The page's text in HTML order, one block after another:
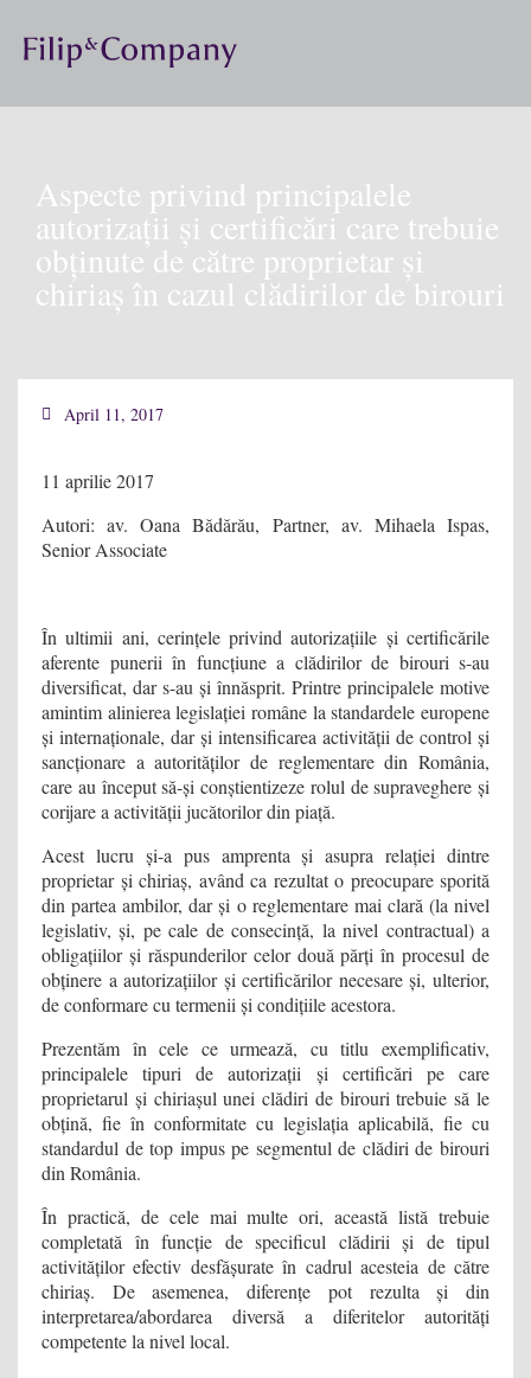
Aspecte privind principalele
autorizații și certificări care trebuie
obținute de către proprietar și
chiriaș în cazul clădirilor de birouri
April 11, 2017
11 aprilie 2017
Autori: av. Oana Bădărău, Partner, av. Mihaela Ispas,
Senior Associate
În ultimii ani, cerințele privind autorizațiile și certificările
aferente punerii în funcțiune a clădirilor de birouri s-au
diversificat, dar s-au și înnăsprit. Printre principalele motive
amintim alinierea legislației române la standardele europene
și internaționale, dar și intensificarea activității de control și
sancționare a autorităților de reglementare din România,
care au început să-și conștientizeze rolul de supraveghere și
corijare a activității jucătorilor din piață.
Acest lucru și-a pus amprenta și asupra relației dintre
proprietar și chiriaș, având ca rezultat o preocupare sporită
din partea ambilor, dar și o reglementare mai clară (la nivel
legislativ, și, pe cale de consecință, la nivel contractual) a
obligațiilor și răspunderilor celor două părți în procesul de
obținere a autorizațiilor și certificărilor necesare și, ulterior,
de conformare cu termenii și condițiile acestora.
Prezentăm în cele ce urmează, cu titlu exemplificativ,
principalele tipuri de autorizații și certificări pe care
proprietarul și chiriașul unei clădiri de birouri trebuie să le
obțină, fie în conformitate cu legislația aplicabilă, fie cu
standardul de top impus pe segmentul de clădiri de birouri
din România.
În practică, de cele mai multe ori, această listă trebuie
completată în funcție de specificul clădirii și de tipul
activităților efectiv desfășurate în cadrul acesteia de către
chiriaș. De asemenea, diferențe pot rezulta și din
interpretarea/abordarea diversă a diferitelor autorități
competente la nivel local.